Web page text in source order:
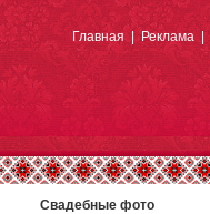
Главная|Реклама|
Свадебные фото